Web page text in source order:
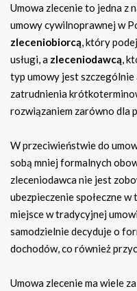
Umowa zlecenie to jedna z
umowy cywilnoprawnej w
zleceniobiorcą, który
usługi, a zleceniodawcą,
typ umowy jest
zatrudnienia
rozwiązaniem zarówno dla
W przeciwieństwie do
sobą mniej formalnych
zleceniodawca nie jest
ubezpieczenie społeczne w
miejsce w tradycyjnej
samodzielnie decyduje o
dochodów, co również
Umowa zlecenie ma wiele